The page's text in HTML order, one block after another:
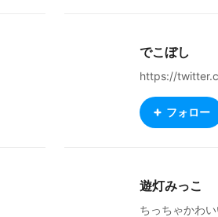
でこぼし
https://
フォロー
遊灯みっこ
ちっちゃかわ